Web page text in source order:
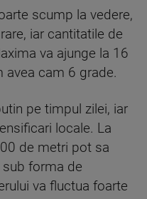
scump la vedere,
iar cantitatile de
va ajunge la 16
avea cam 6 grade.
pe timpul zilei, iar
locale. La
de metri pot sa
forma de
va fluctua foarte